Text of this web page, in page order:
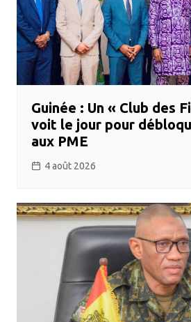
Guinée : Un « Club des
voit le jour pour
aux PME
4 août 2026